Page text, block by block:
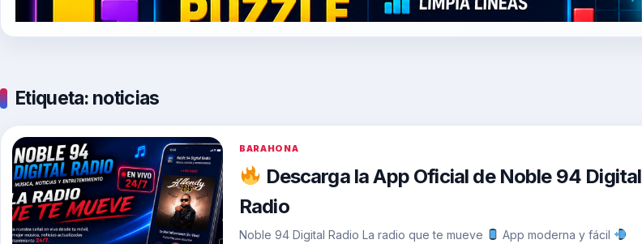
Etiqueta: noticias
BARAHONA
Descarga la App Oficial de Noble 94 Digital
Radio
Noble 94 Digital Radio La radio que te mueve
App moderna y fácil